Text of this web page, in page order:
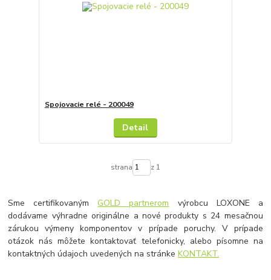
Spojovacie relé - 200049
Detail
strana z 1
Sme certifikovaným GOLD partnerom výrobcu LOXONE a
dodávame výhradne originálne a nové produkty s 24 mesačnou
zárukou výmeny komponentov v prípade poruchy. V prípade
otázok nás môžete kontaktovať telefonicky, alebo písomne na
kontaktných údajoch uvedených na stránkeKONTAKT.